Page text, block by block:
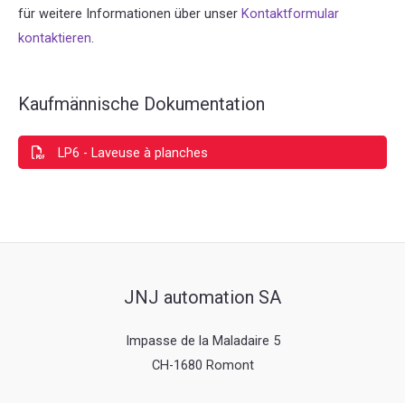
für weitere Informationen über unser Kontaktformular
kontaktieren.
Kaufmännische Dokumentation
LP6 - Laveuse à planches
JNJ automation SA
Impasse de la Maladaire 5
CH-1680 Romont